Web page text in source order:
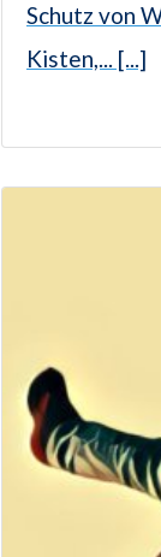
Schutz von
Kisten,... [...]